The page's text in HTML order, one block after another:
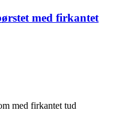
med firkantet